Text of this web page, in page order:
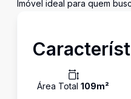
Imóvel ideal para quem
Área Total 109m²